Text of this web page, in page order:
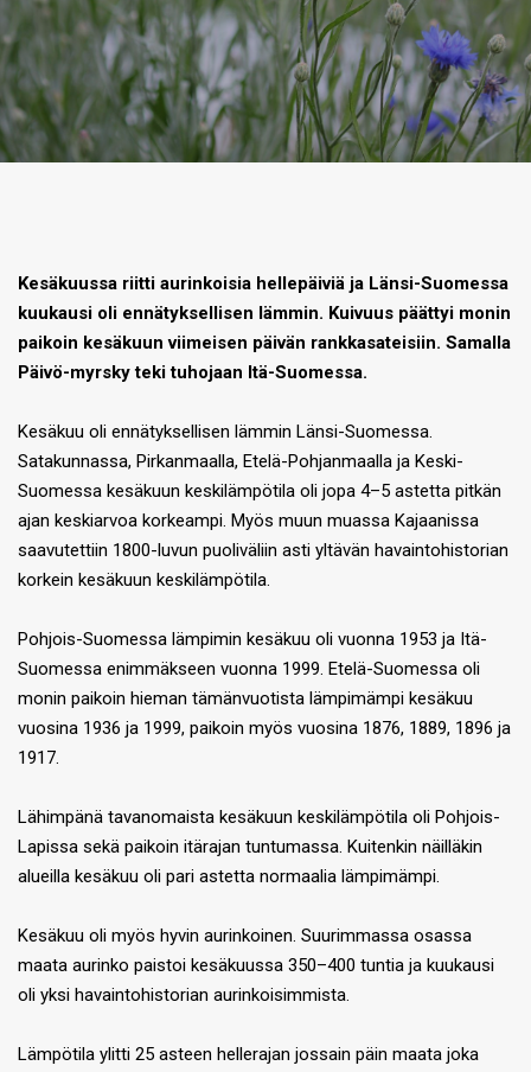
Kesäkuussa riitti aurinkoisia hellepäiviä ja Länsi-Suomessa
kuukausi oli ennätyksellisen lämmin. Kuivuus päättyi monin
paikoin kesäkuun viimeisen päivän rankkasateisiin. Samalla
Päivö-myrsky teki tuhojaan Itä-Suomessa.
Kesäkuu oli ennätyksellisen lämmin Länsi-Suomessa.
Satakunnassa, Pirkanmaalla, Etelä-Pohjanmaalla ja Keski-
Suomessa kesäkuun keskilämpötila oli jopa 4–5 astetta pitkän
ajan keskiarvoa korkeampi. Myös muun muassa Kajaanissa
saavutettiin 1800-luvun puoliväliin asti yltävän havaintohistorian
korkein kesäkuun keskilämpötila.
Pohjois-Suomessa lämpimin kesäkuu oli vuonna 1953 ja Itä-
Suomessa enimmäkseen vuonna 1999. Etelä-Suomessa oli
monin paikoin hieman tämänvuotista lämpimämpi kesäkuu
vuosina 1936 ja 1999, paikoin myös vuosina 1876, 1889, 1896 ja
1917.
Lähimpänä tavanomaista kesäkuun keskilämpötila oli Pohjois-
Lapissa sekä paikoin itärajan tuntumassa. Kuitenkin näilläkin
alueilla kesäkuu oli pari astetta normaalia lämpimämpi.
Kesäkuu oli myös hyvin aurinkoinen. Suurimmassa osassa
maata aurinko paistoi kesäkuussa 350–400 tuntia ja kuukausi
oli yksi havaintohistorian aurinkoisimmista.
Lämpötila ylitti 25 asteen hellerajan jossain päin maata joka